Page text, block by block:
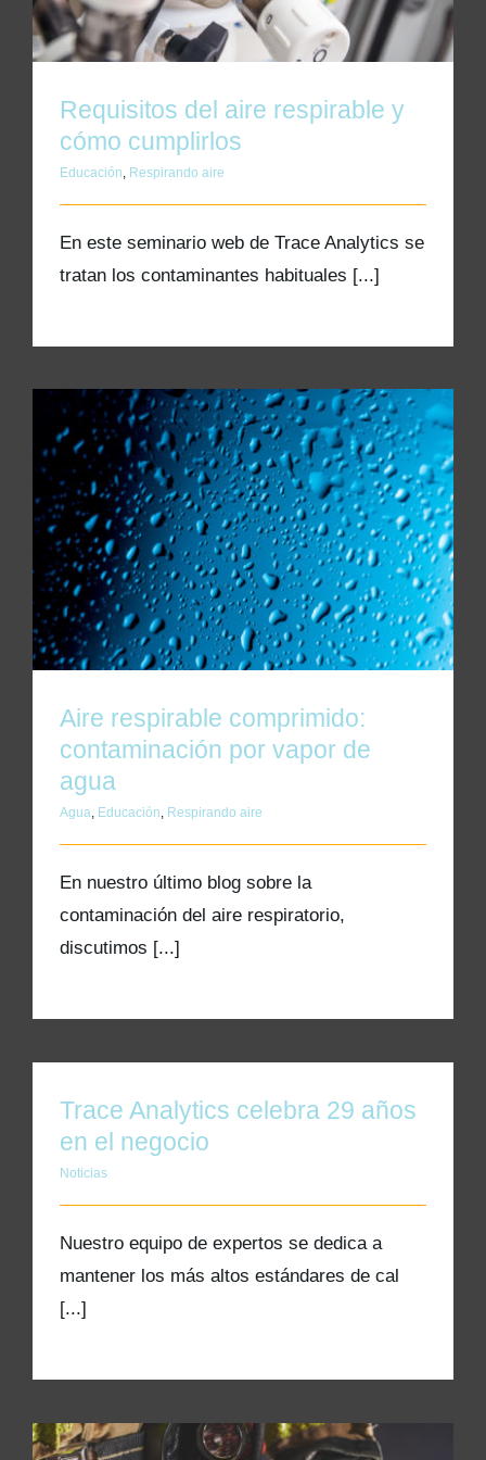
Kits AirCheck✓
Requisitos del aire respirable y
cómo cumplirlos
Educación, Respirando aire
En este seminario web de Trace Analytics se
tratan los contaminantes habituales [...]
Aire respirable comprimido: contaminación
por vapor de agua
Aire respirable comprimido:
contaminación por vapor de
agua
Agua, Educación, Respirando aire
En nuestro último blog sobre la
contaminación del aire respiratorio,
discutimos [...]
Trace Analytics celebra 29 años
en el negocio
Noticias
Nuestro equipo de expertos se dedica a
mantener los más altos estándares de cal
[...]